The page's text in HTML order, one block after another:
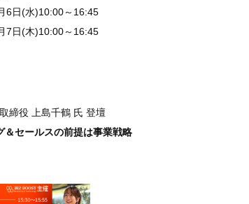
6日(水)10:00～16:45
7日(木)10:00～16:45
締役 上島千鶴 氏 登壇
＆セールスの前提は事業戦略